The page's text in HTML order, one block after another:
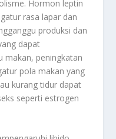
Hormon leptin
rasa lapar dan
produksi dan
dapat
makan, peningkatan
pola makan yang
kurang tidur dapat
seperti estrogen